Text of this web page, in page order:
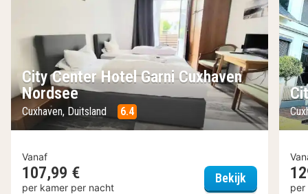
City Center Hotel Garni Cuxhaven
Nordsee
Cuxhaven, Duitsland 6.4
Vanaf
107,99 €
per kamer per nacht
Bekijk City
per